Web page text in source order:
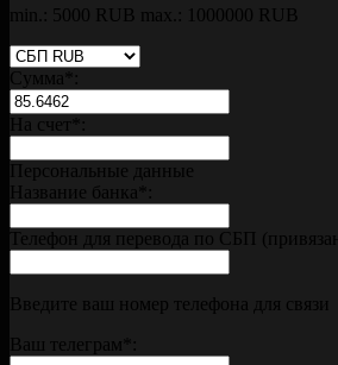
min.: 5000 RUB max.: 1000000 RUB
Сумма
На счет
Персональные данные
Название банка
Телефон для перевода по СБП
Введите ваш номер телефона для связи
Ваш телеграм